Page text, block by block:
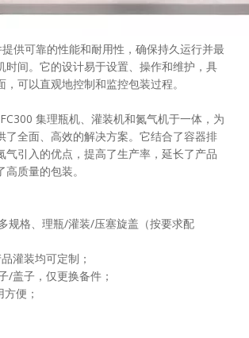
供可靠的性能和耐用性，确保持久运行并最
时间。它的设计易于设置、操作和维护，具
可以直观地控制和监控包装过程。
集理瓶机、灌装机和氮气机于一体，为
了全面、高效的解决方案。它结合了容器排
气引入的优点，提高了生产率，延长了产品
质量的包装。
规格、理瓶/灌装/压塞旋盖（按要求配
灌装均可定制；
/盖子，仅更换备件；
便；